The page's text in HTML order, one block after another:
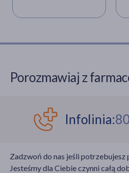
niemowląt Nutramigen
Complete. Producent
Cronobacter sakazakii
w produktach
co wycofane partie.
Porozmawiaj z
Infolinia:
Zadzwoń do nas jeśli potrzebujesz
Jesteśmy dla Ciebie czynni całą